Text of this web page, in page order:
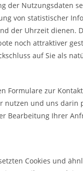
der Nutzungsdaten
von statistischer
der Uhrzeit
noch attraktiver
auf Sie als
Formulare zur
nutzen und uns darin
Bearbeitung Ihrer
Cookies und